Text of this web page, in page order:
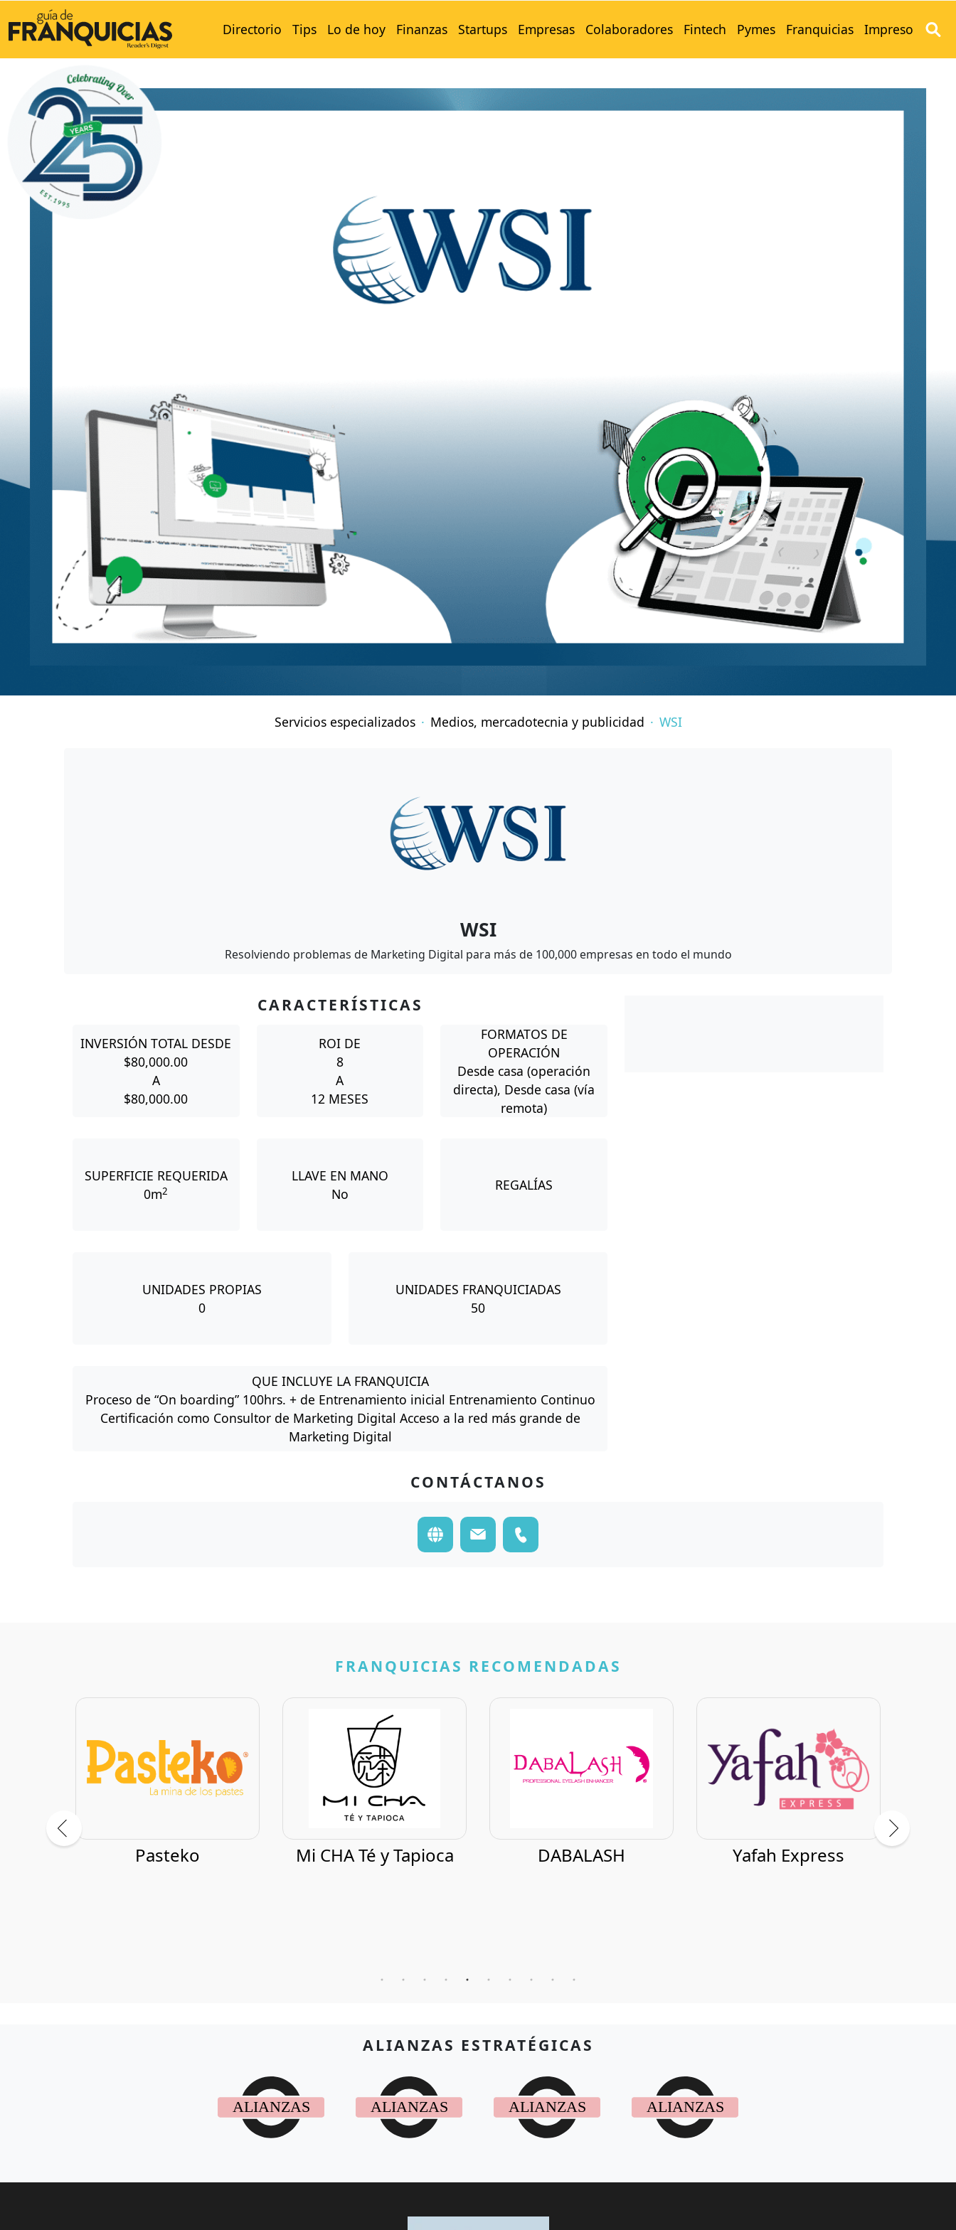
Directorio Tips Lo de hoy Finanzas Startups Empresas Colaboradores Fintech Pymes Franquicias Impreso
Servicios especializados Medios, mercadotecnia y publicidad WSI
WSI
Resolviendo problemas de Marketing Digital para más de 100,000 empresas en todo el mundo
CARACTERÍSTICAS
INVERSIÓN TOTAL DESDE
$80,000.00
A
$80,000.00
ROI DE
8
A
12 MESES
FORMATOS DE
OPERACIÓN
Desde casa (operación
directa), Desde casa (vía
remota)
SUPERFICIE REQUERIDA
0m2
LLAVE EN MANO
No
REGALÍAS
UNIDADES PROPIAS
0
UNIDADES FRANQUICIADAS
50
QUE INCLUYE LA FRANQUICIA
Proceso de “On boarding” 100hrs. + de Entrenamiento inicial Entrenamiento Continuo
Certificación como Consultor de Marketing Digital Acceso a la red más grande de
Marketing Digital
CONTÁCTANOS
FRANQUICIAS RECOMENDADAS
Pasteko Mi CHA Té y Tapioca DABALASH Yafah Express
ALIANZAS ESTRATÉGICAS